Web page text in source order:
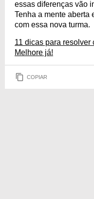
essas diferenças vão
Tenha a mente aberta
com essa nova turma.
11 dicas para resolver
Melhore já!
COPIAR